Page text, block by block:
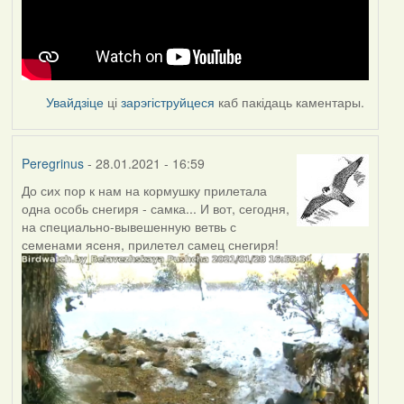
Увайдзіце цізарэгіструйцеся каб пакідаць каментары.
Peregrinus- 28.01.2021 - 16:59
До сих пор к нам на кормушку прилетала
одна особь снегиря - самка... И вот, сегодня,
на специально-вывешенную ветвь с
семенами ясеня, прилетел самец снегиря!